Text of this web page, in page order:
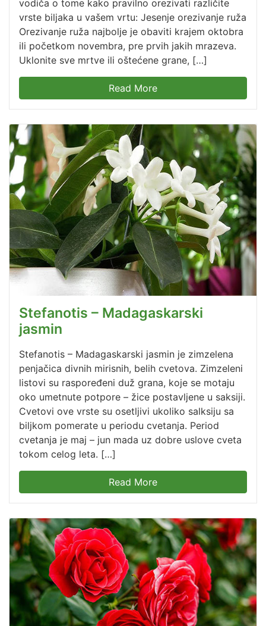
vodiča o tome kako pravilno orezivati različite
vrste biljaka u vašem vrtu: Jesenje orezivanje ruža
Orezivanje ruža najbolje je obaviti krajem oktobra
ili početkom novembra, pre prvih jakih mrazeva.
Uklonite sve mrtve ili oštećene grane, […]
Read More
Stefanotis – Madagaskarski
jasmin
Stefanotis – Madagaskarski jasmin je zimzelena
penjačica divnih mirisnih, belih cvetova. Zimzeleni
listovi su raspoređeni duž grana, koje se motaju
oko umetnute potpore – žice postavljene u saksiji.
Cvetovi ove vrste su osetljivi ukoliko salksiju sa
biljkom pomerate u periodu cvetanja. Period
cvetanja je maj – jun mada uz dobre uslove cveta
tokom celog leta. […]
Read More